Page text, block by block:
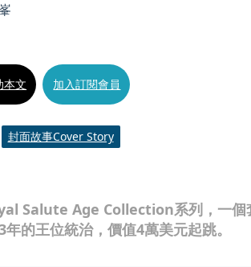
Salute Age Collection系列，一個
的王位統治，價值4萬美元起跳。
本文 加入訂閱會員
封面故事Cover Story